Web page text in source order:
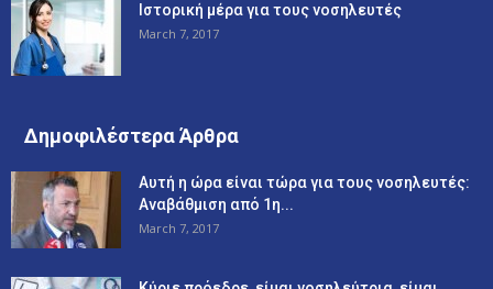
Ιστορική μέρα για τους νοσηλευτές
March 7, 2017
Δημοφιλέστερα Άρθρα
Αυτή η ώρα είναι τώρα για τους νοσηλευτές:
Αναβάθμιση από 1η...
March 7, 2017